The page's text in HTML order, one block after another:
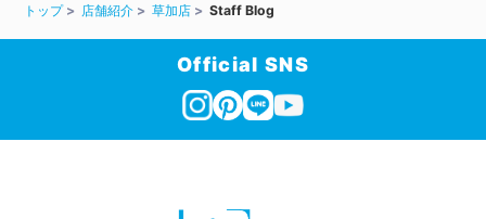
トップ 店舗紹介 草加店 Staff Blog
Official SNS